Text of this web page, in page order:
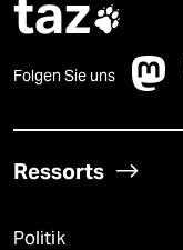
taz
Folgen Sie uns
Ressorts
Politik